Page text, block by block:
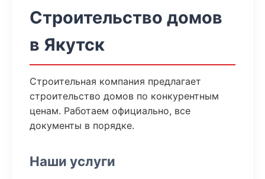
Строительство домов
в Якутск
Строительная компания предлагает
строительство домов по конкурентным
ценам. Работаем официально, все
документы в порядке.
Наши услуги